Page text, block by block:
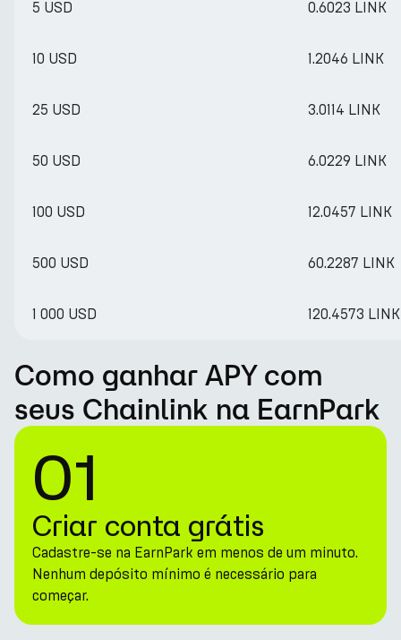
5 USD 0.6023 LINK
10 USD 1.2046 LINK
25 USD 3.0114 LINK
50 USD 6.0229 LINK
100 USD 12.0457 LINK
500 USD 60.2287 LINK
1 000 USD 120.4573 LINK
Como ganhar APY com
seus Chainlink na EarnPark
01
Criar conta grátis
Cadastre-se na EarnPark em menos de um minuto.
Nenhum depósito mínimo é necessário para
começar.